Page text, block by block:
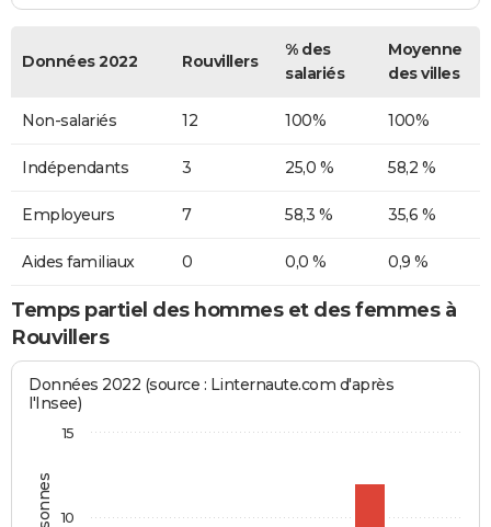
Données 2022 Rouvillers
% des
salariés
Moyenne
des villes
Non-salariés 12 100% 100%
Indépendants 3 25,0 % 58,2 %
Employeurs 7 58,3 % 35,6 %
Aides familiaux 0 0,0 % 0,9 %
Temps partiel des hommes et des femmes à
Rouvillers
Données 2022 (source : Linternaute.com d'après
l'Insee)
10
15